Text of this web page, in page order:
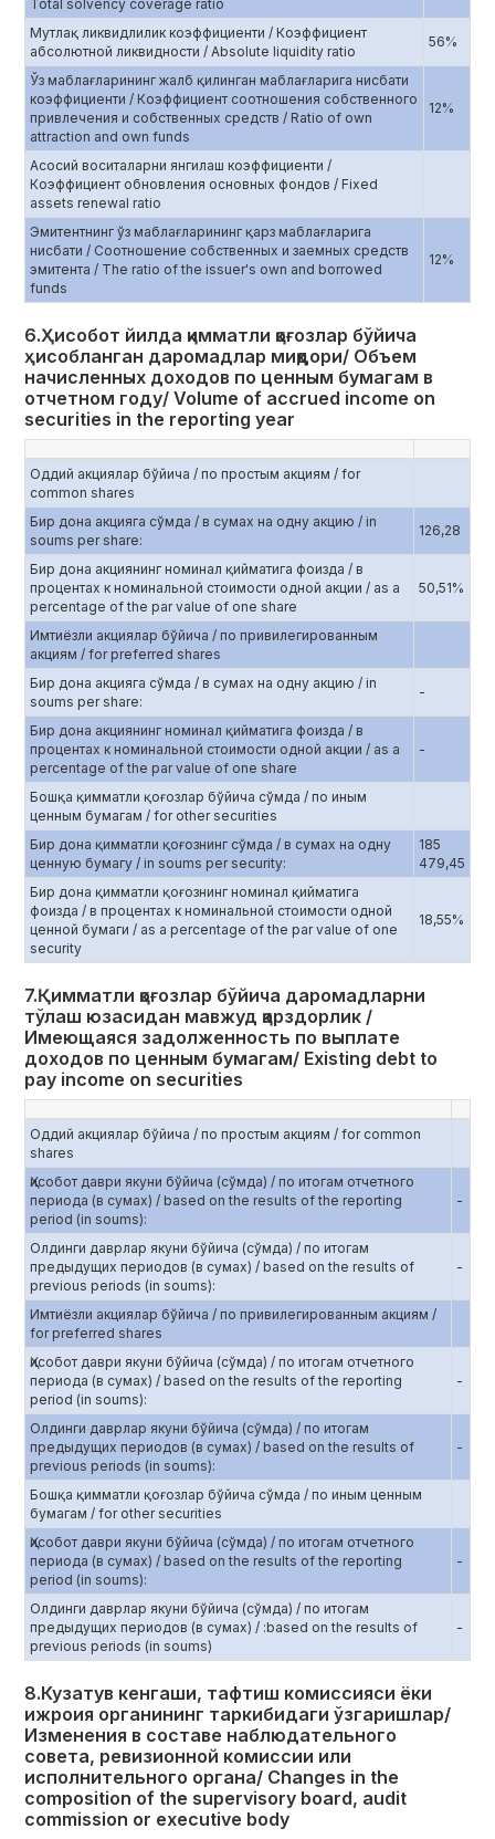
Total solvency coverage ratio
Мутлақ ликвидлилик коэффициенти / Коэффициент
абсолютной ликвидности / Absolute liquidity ratio
56%
Ўз маблағларининг жалб қилинган маблағларига нисбати
коэффициенти / Коэффициент соотношения собственного
привлечения и собственных средств / Ratio of own
attraction and own funds
12%
Асосий воситаларни янгилаш коэффициенти /
Коэффициент обновления основных фондов / Fixed
assets renewal ratio
Эмитентнинг ўз маблағларининг қарз маблағларига
нисбати / Соотношение собственных и заемных средств
эмитента / The ratio of the issuer's own and borrowed
funds
12%
6.Ҳисобот йилда қимматли қоғозлар бўйича
ҳисобланган даромадлар миқдори/ Объем
начисленных доходов по ценным бумагам в
отчетном году/ Volume of accrued income on
securities in the reporting year
Оддий акциялар бўйича / по простым акциям / for
common shares
Бир дона акцияга сўмда / в сумах на одну акцию / in
soums per share:
126,28
Бир дона акциянинг номинал қийматига фоизда / в
процентах к номинальной стоимости одной акции / as a
percentage of the par value of one share
50,51%
Имтиёзли акциялар бўйича / по привилегированным
акциям / for preferred shares
Бир дона акцияга сўмда / в сумах на одну акцию / in
soums per share:
-
Бир дона акциянинг номинал қийматига фоизда / в
процентах к номинальной стоимости одной акции / as a
percentage of the par value of one share
-
Бошқа қимматли қоғозлар бўйича сўмда / по иным
ценным бумагам / for other securities
Бир дона қимматли қоғознинг сўмда / в сумах на одну
ценную бумагу / in soums per security:
185
479,45
Бир дона қимматли қоғознинг номинал қийматига
фоизда / в процентах к номинальной стоимости одной
ценной бумаги / as a percentage of the par value of one
security
18,55%
7.Қимматли қоғозлар бўйича даромадларни
тўлаш юзасидан мавжуд қарздорлик /
Имеющаяся задолженность по выплате
доходов по ценным бумагам/ Existing debt to
pay income on securities
Оддий акциялар бўйича / по простым акциям / for common
shares
Ҳисобот даври якуни бўйича (сўмда) / по итогам отчетного
периода (в сумах) / based on the results of the reporting
period (in soums):
-
Олдинги даврлар якуни бўйича (сўмда) / по итогам
предыдущих периодов (в сумах) / based on the results of
previous periods (in soums):
-
Имтиёзли акциялар бўйича / по привилегированным акциям /
for preferred shares
Ҳисобот даври якуни бўйича (сўмда) / по итогам отчетного
периода (в сумах) / based on the results of the reporting
period (in soums):
-
Олдинги даврлар якуни бўйича (сўмда) / по итогам
предыдущих периодов (в сумах) / based on the results of
previous periods (in soums):
-
Бошқа қимматли қоғозлар бўйича сўмда / по иным ценным
бумагам / for other securities
Ҳисобот даври якуни бўйича (сўмда) / по итогам отчетного
периода (в сумах) / based on the results of the reporting
period (in soums):
-
Олдинги даврлар якуни бўйича (сўмда) / по итогам
предыдущих периодов (в сумах) / :based on the results of
previous periods (in soums)
-
8.Кузатув кенгаши, тафтиш комиссияси ёки
ижроия органининг таркибидаги ўзгаришлар/
Изменения в составе наблюдательного
совета, ревизионной комиссии или
исполнительного органа/ Changes in the
composition of the supervisory board, audit
commission or executive body